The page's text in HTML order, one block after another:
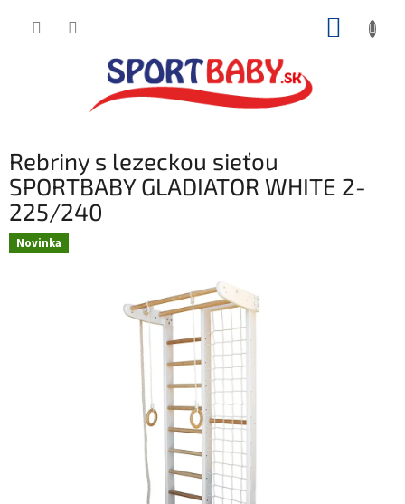
Rebriny s lezeckou sieťou
SPORTBABY GLADIATOR WHITE 2-
225/240
Novinka